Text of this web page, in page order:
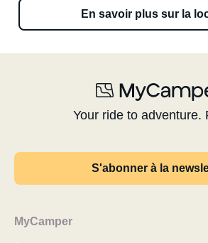
En savoir plus sur la
Your ride to adventure.
S'abonner à la
MyCamper